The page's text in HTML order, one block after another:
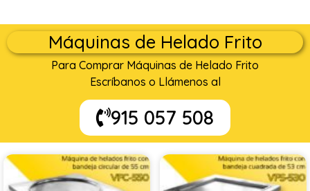
Máquinas de Helado Frito
Para Comprar Máquinas de Helado Frito
Escríbanos o Llámenos al
915 057 508